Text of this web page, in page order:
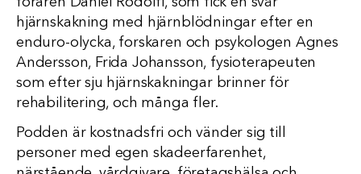
hjärnskakning med hjärnblödningar efter en
enduro-olycka, forskaren och psykologen Agnes
Andersson, Frida Johansson, fysioterapeuten
som efter sju hjärnskakningar brinner för
rehabilitering, och många fler.
Podden är kostnadsfri och vänder sig till
personer med egen skadeerfarenhet,